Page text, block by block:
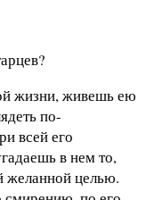
жизни, живешь ею
по-
всей его
в нем то,
желанной целью.